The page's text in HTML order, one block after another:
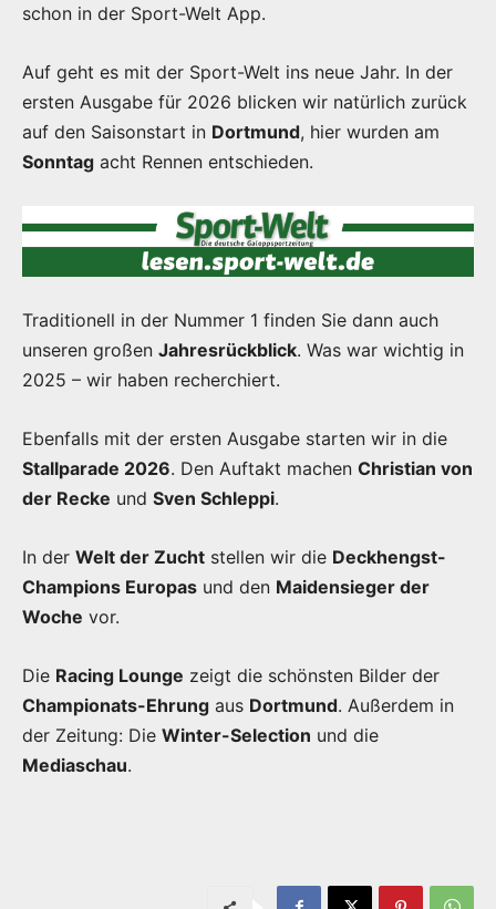
schon in der Sport-Welt App.
Auf geht es mit der Sport-Welt ins neue Jahr. In der
ersten Ausgabe für 2026 blicken wir natürlich zurück
auf den Saisonstart in Dortmund, hier wurden am
Sonntag acht Rennen entschieden.
Traditionell in der Nummer 1 finden Sie dann auch
unseren großen Jahresrückblick. Was war wichtig in
2025 – wir haben recherchiert.
Ebenfalls mit der ersten Ausgabe starten wir in die
Stallparade 2026. Den Auftakt machen Christian von
der Recke und Sven Schleppi.
In der Welt der Zucht stellen wir die Deckhengst-
Champions Europas und den Maidensieger der
Woche vor.
Die Racing Lounge zeigt die schönsten Bilder der
Championats-Ehrung aus Dortmund. Außerdem in
der Zeitung: Die Winter-Selection und die
Mediaschau.